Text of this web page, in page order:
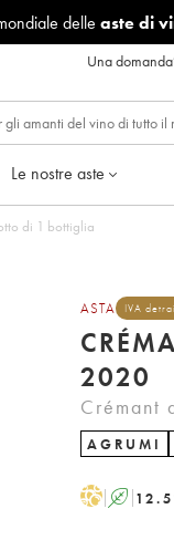
delle aste di
Una
Le nostre aste
di 1 bottiglia
ASTA IVA
2020
Crémant
AGRUMI
H A 12.5